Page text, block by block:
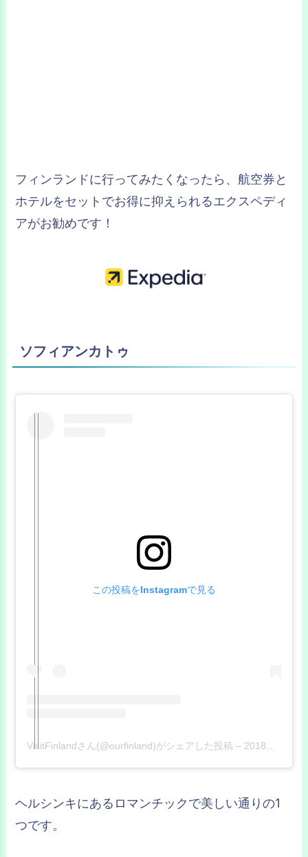
フィンランドに行ってみたくなったら、航空券と
ホテルをセットでお得に抑えられるエクスペディ
アがお勧めです！
ソフィアンカトゥ
この投稿をInstagramで見る
VisitFinlandさん(@ourfinland)がシェアした投稿 – 2018年12月月18日午後12時16分PST
ヘルシンキにあるロマンチックで美しい通りの1
つです。